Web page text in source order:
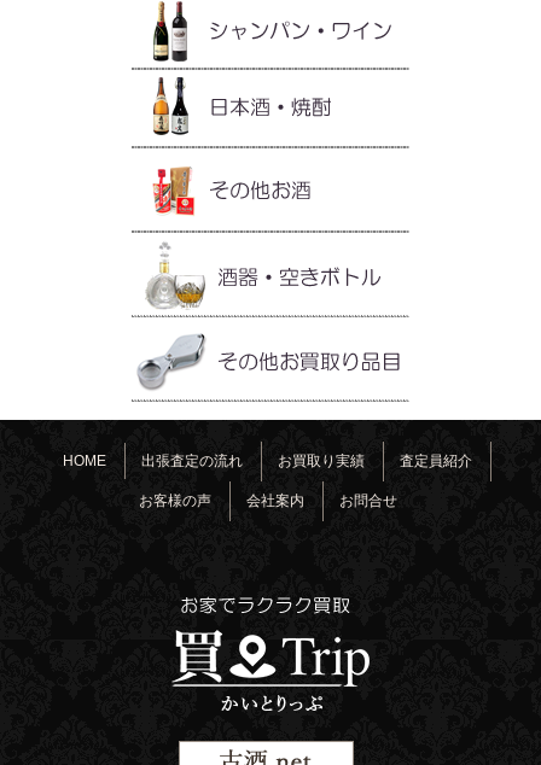
HOME 出張査定の流れ お買取り実績 査定員紹介
お客様の声 会社案内 お問合せ